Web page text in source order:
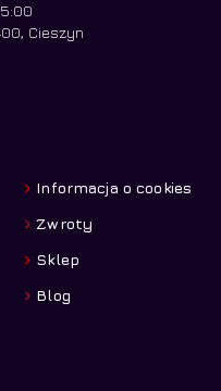
Cieszyn
Informacja o cookies
Zwroty
Sklep
Blog